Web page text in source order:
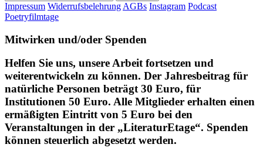
Impressum Widerrufsbelehrung AGBs Instagram Podcast
Poetryfilmtage
Mitwirken und/oder Spenden
Helfen Sie uns, unsere Arbeit fortsetzen und
weiterentwickeln zu können. Der Jahresbeitrag für
natürliche Personen beträgt 30 Euro, für
Institutionen 50 Euro. Alle Mitglieder erhalten einen
ermäßigten Eintritt von 5 Euro bei den
Veranstaltungen in der „LiteraturEtage“. Spenden
können steuerlich abgesetzt werden.